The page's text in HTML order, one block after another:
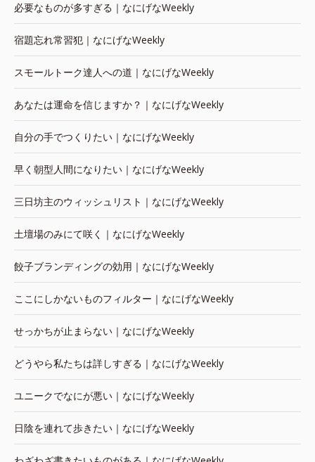
必要なものが多すぎる｜なにげなWeekly
宿題忘れ常習犯｜なにげなWeekly
スモールトーク達人への道｜なにげなWeekly
あなたは運命を信じますか？｜なにげなWeekly
自分の手でつくりたい｜なにげなWeekly
早く朝型人間になりたい｜なにげなWeekly
三日坊主のウィッシュリスト｜なにげなWeekly
土壇場のみにて咲く｜なにげなWeekly
餃子ブランディングの効用｜なにげなWeekly
ここにしかないものフィルター｜なにげなWeekly
せっかちが止まらない｜なにげなWeekly
どうやら私たちは詳しすぎる｜なにげなWeekly
ユニークでなにが悪い｜なにげなWeekly
日陰を連れて歩きたい｜なにげなWeekly